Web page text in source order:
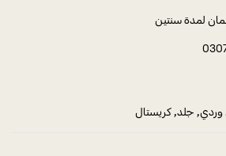
لمدة سنتين
وردي, جلد, كريستال